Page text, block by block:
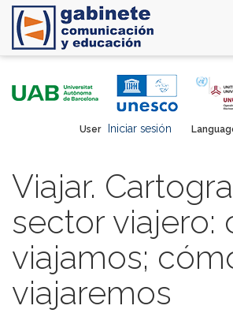
User Iniciar sesión
Viajar.
sector viajero:
viajamos;
viajaremos